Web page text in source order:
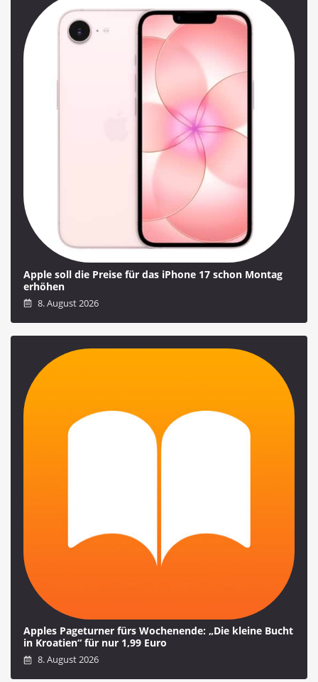
Apple soll die Preise für das iPhone 17 schon Montag
erhöhen
8. August 2026
Apples Pageturner fürs Wochenende: „Die kleine Bucht
in Kroatien“ für nur 1,99 Euro
8. August 2026